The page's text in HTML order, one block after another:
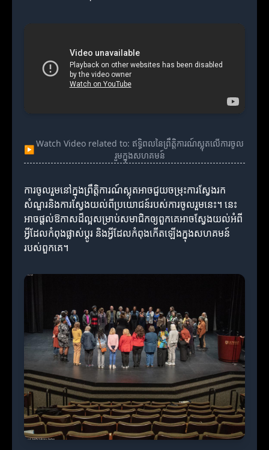
▶
Watch Video related to: ឥទ្ធិពលនៃព្រឹត្តិការណ៍ស្លុតលើការចូល
រួមក្នុងសហគមន៍
ការចូលរួមនៅក្នុងព្រឹត្តិការណ៍ស្លុតអាចជួយចម្រុះការស្វែងរក
សំណួរនិងការស្វែងយល់ពីប្រយោជន៍របស់ការចូលរួមនេះ។ នេះ
អាចផ្តល់ឱកាសដ៏ល្អសម្រាប់សមាជិកឲ្យពួកគេអាចស្វែងយល់អំពី
អ្វីដែលកំពុងផ្លាស់ប្តូរ និងអ្វីដែលកំពុងកើតឡើងក្នុងសហគមន៍
របស់ពួកគេ។